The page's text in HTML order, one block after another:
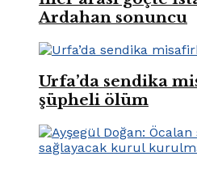
Ardahan sonuncu
Urfa’da sendika
şüpheli ölüm